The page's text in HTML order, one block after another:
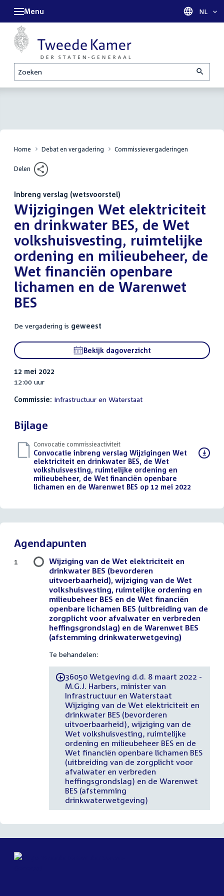
Zoeken
Menu Taal
NL
Home Debat en vergadering Commissievergaderingen
Delen
Inbreng verslag (wetsvoorstel)
:Wijzigingen Wet elektriciteit
en drinkwater BES, de Wet
volkshuisvesting, ruimtelijke
ordening en milieubeheer, de
Wet financiën openbare
lichamen en de Warenwet
BES
De vergadering is geweest
Bekijk dagoverzicht
12 mei 2022
12:00 uur
Commissie: Infrastructuur en Waterstaat
Bijlage
Convocatie commissieactiviteit
Download
bestand:
Convocatie inbreng verslag Wijzigingen Wet
elektriciteit en drinkwater BES, de Wet
volkshuisvesting, ruimtelijke ordening en
milieubeheer, de Wet financiën openbare
lichamen en de Warenwet BES op 12 mei 2022
Agendapunten
Wijziging van de Wet elektriciteit en
drinkwater BES (bevorderen
uitvoerbaarheid), wijziging van de Wet
volkshuisvesting, ruimtelijke ordening en
milieubeheer BES en de Wet financiën
openbare lichamen BES (uitbreiding van de
zorgplicht voor afvalwater en verbreden
heffingsgrondslag) en de Warenwet BES
(afstemming drinkwaterwetgeving)
Te behandelen:
-36050 Wetgeving d.d. 8 maart 2022 -
M.G.J. Harbers, minister van
Infrastructuur en Waterstaat
Wijziging van de Wet elektriciteit en
drinkwater BES (bevorderen
uitvoerbaarheid), wijziging van de
Wet volkshuisvesting, ruimtelijke
ordening en milieubeheer BES en de
Wet financiën openbare lichamen BES
(uitbreiding van de zorgplicht voor
afvalwater en verbreden
heffingsgrondslag) en de Warenwet
BES (afstemming
drinkwaterwetgeving)
1